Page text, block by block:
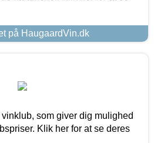
på HaugaardVin.dk
som giver dig mulighed
Klik her for at se deres